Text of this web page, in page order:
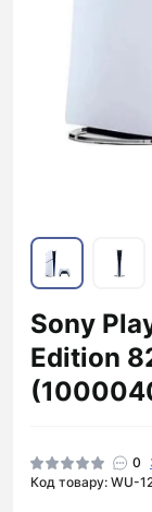
Sony
Edition
0
Код товару: WU-